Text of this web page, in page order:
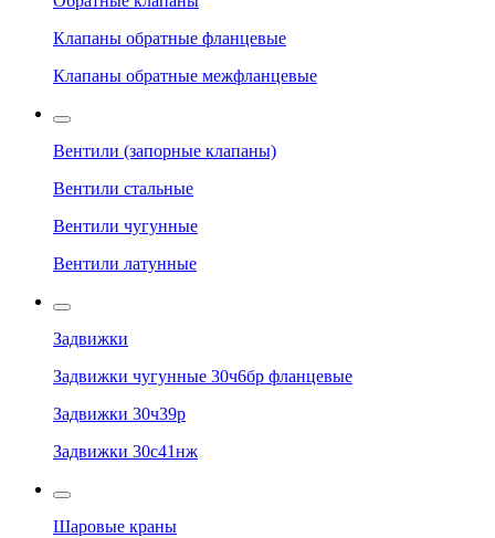
Клапаны обратные фланцевые
Клапаны обратные межфланцевые
Вентили (запорные клапаны)
Вентили стальные
Вентили чугунные
Вентили латунные
Задвижки
Задвижки чугунные 30ч6бр фланцевые
Задвижки 30ч39р
Задвижки 30с41нж
Шаровые краны